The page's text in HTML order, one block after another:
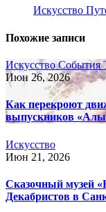
Искусство
Похожие записи
ИскусствоСобытия
Июн 26, 2026
Как перекроют
выпускников
Искусство
Июн 21, 2026
Сказочный музей
Декабристов в